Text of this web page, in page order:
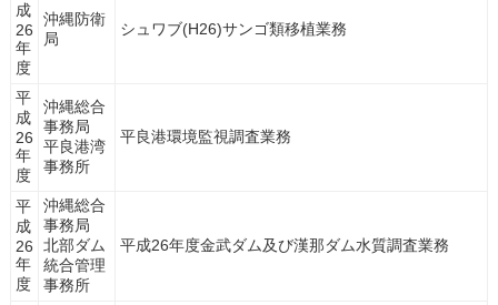
成
26
年
度
沖縄防衛
局
シュワブ(H26)サンゴ類移植業務
平
成
26
年
度
沖縄総合
事務局
平良港湾
事務所
平良港環境監視調査業務
平
成
26
年
度
沖縄総合
事務局
北部ダム
統合管理
事務所
平成26年度金武ダム及び漢那ダム水質調査業務